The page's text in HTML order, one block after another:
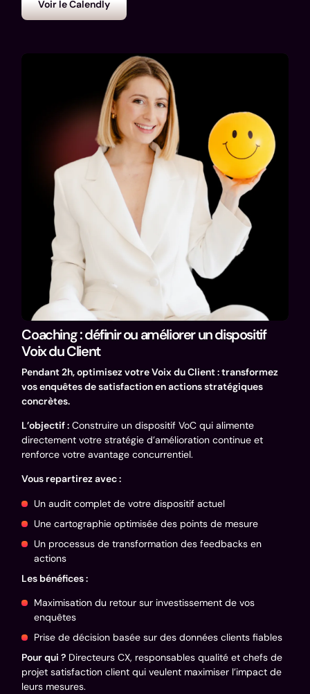
Voir le Calendly
Coaching : définir ou améliorer un dispositif
Voix du Client
Pendant 2h, optimisez votre Voix du Client : transformez
vos enquêtes de satisfaction en actions stratégiques
concrètes.
L’objectif : Construire un dispositif VoC qui alimente
directement votre stratégie d’amélioration continue et
renforce votre avantage concurrentiel.
Vous repartirez avec :
Un audit complet de votre dispositif actuel
Une cartographie optimisée des points de mesure
Un processus de transformation des feedbacks en
actions
Les bénéfices :
Maximisation du retour sur investissement de vos
enquêtes
Prise de décision basée sur des données clients fiables
Pour qui ? Directeurs CX, responsables qualité et chefs de
projet satisfaction client qui veulent maximiser l’impact de
leurs mesures.